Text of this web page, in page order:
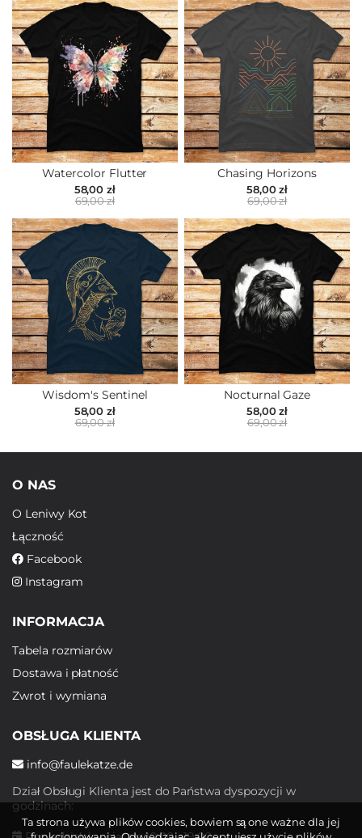
Watercolor Flutter
58,00 zł
69,00 zł
Chasing Horizons
58,00 zł
69,00 zł
Wisdom's Sentinel
58,00 zł
69,00 zł
Nocturnal Gaze
58,00 zł
69,00 zł
O NAS
O Leniwy Kot
Łączność
Facebook
Instagram
INFORMACJA
Tabela rozmiarów
Dostawa i płatność
Zwrot i wymiana
OBSŁUGA KLIENTA
info@faulekatze.de
Dział Obsługi Klienta jest do Państwa dyspozycji w
godzinach:
Ta strona używa plików cookies, bowiem są one ważne dla jej